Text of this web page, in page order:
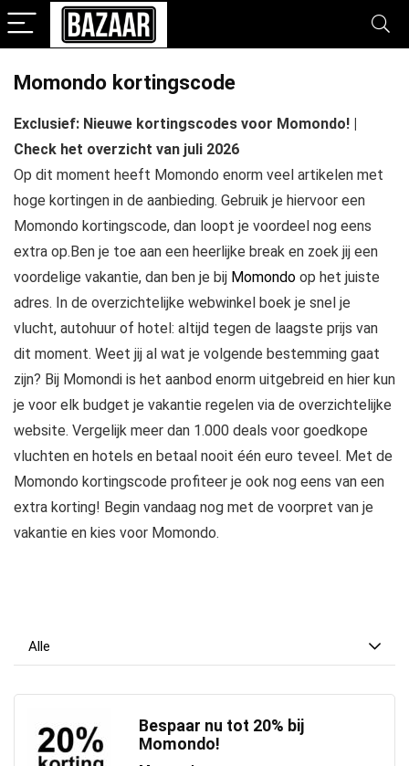
Momondo kortingscode
Exclusief: Nieuwe kortingscodes voor Momondo! |
Check het overzicht van juli 2026
Op dit moment heeft Momondo enorm veel artikelen met
hoge kortingen in de aanbieding. Gebruik je hiervoor een
Momondo kortingscode, dan loopt je voordeel nog eens
extra op.Ben je toe aan een heerlijke break en zoek jij een
voordelige vakantie, dan ben je bij Momondo op het juiste
adres. In de overzichtelijke webwinkel boek je snel je
vlucht, autohuur of hotel: altijd tegen de laagste prijs van
dit moment. Weet jij al wat je volgende bestemming gaat
zijn? Bij Momondi is het aanbod enorm uitgebreid en hier kun
je voor elk budget je vakantie regelen via de overzichtelijke
website. Vergelijk meer dan 1.000 deals voor goedkope
vluchten en hotels en betaal nooit één euro teveel. Met de
Momondo kortingscode profiteer je ook nog eens van een
extra korting! Begin vandaag nog met de voorpret van je
vakantie en kies voor Momondo.
Alle
Bespaar nu tot 20% bij
Momondo!